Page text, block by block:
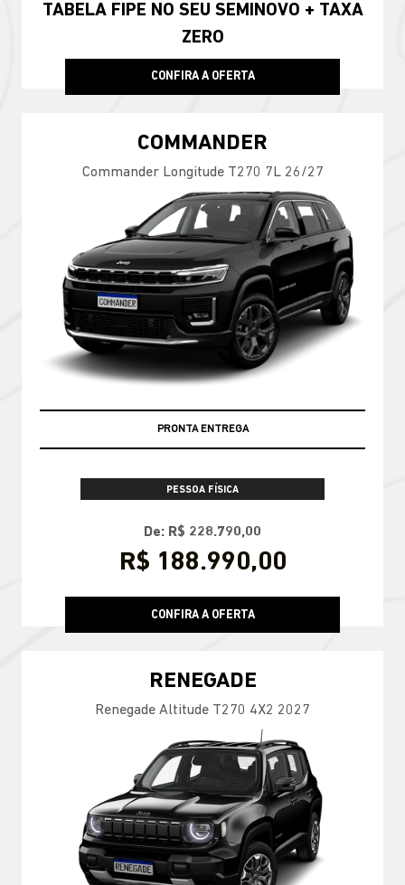
TABELA FIPE NO SEU SEMINOVO + TAXA
ZERO
CONFIRA A OFERTA
COMMANDER
Commander Longitude T270 7L 26/27
PRONTA ENTREGA
PESSOA FÍSICA
De: R$ 228.790,00
R$ 188.990,00
CONFIRA A OFERTA
RENEGADE
Renegade Altitude T270 4X2 2027